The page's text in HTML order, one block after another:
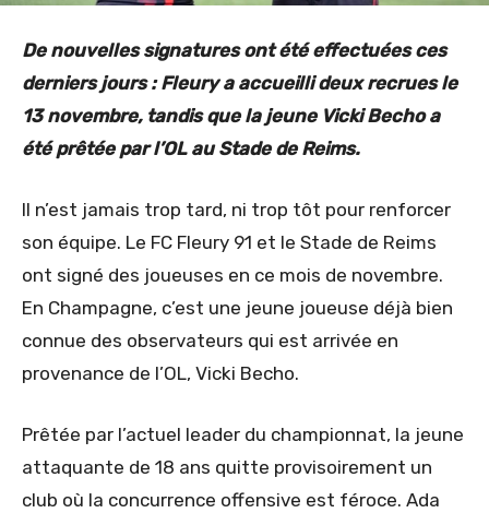
De nouvelles signatures ont été effectuées ces
derniers jours : Fleury a accueilli deux recrues le
13 novembre, tandis que la jeune Vicki Becho a
été prêtée par l’OL au Stade de Reims.
Il n’est jamais trop tard, ni trop tôt pour renforcer
son équipe. Le FC Fleury 91 et le Stade de Reims
ont signé des joueuses en ce mois de novembre.
En Champagne, c’est une jeune joueuse déjà bien
connue des observateurs qui est arrivée en
provenance de l’OL, Vicki Becho.
Prêtée par l’actuel leader du championnat, la jeune
attaquante de 18 ans quitte provisoirement un
club où la concurrence offensive est féroce. Ada